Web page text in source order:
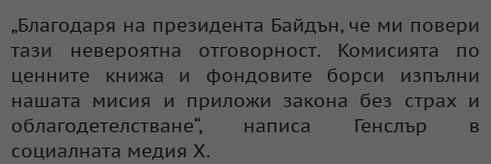
„Благодаря на президента Байдън, че ми повери
тази невероятна отговорност. Комисията по
ценните книжа и фондовите борси изпълни
нашата мисия и приложи закона без страх и
облагодетелстване“, написа Генслър в
социалната медия X.